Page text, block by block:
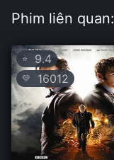
Phim liên quan:
⭐ 9.4
💛 16012